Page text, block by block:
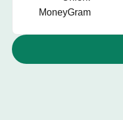
MoneyGram